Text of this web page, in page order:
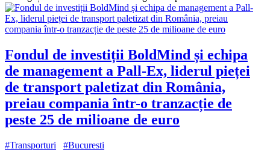
Fondul de investiții BoldMind și echipa
de management a Pall-Ex, liderul pieței
de transport paletizat din România,
preiau compania într-o tranzacție de
peste 25 de milioane de euro
#Transporturi
#Bucuresti